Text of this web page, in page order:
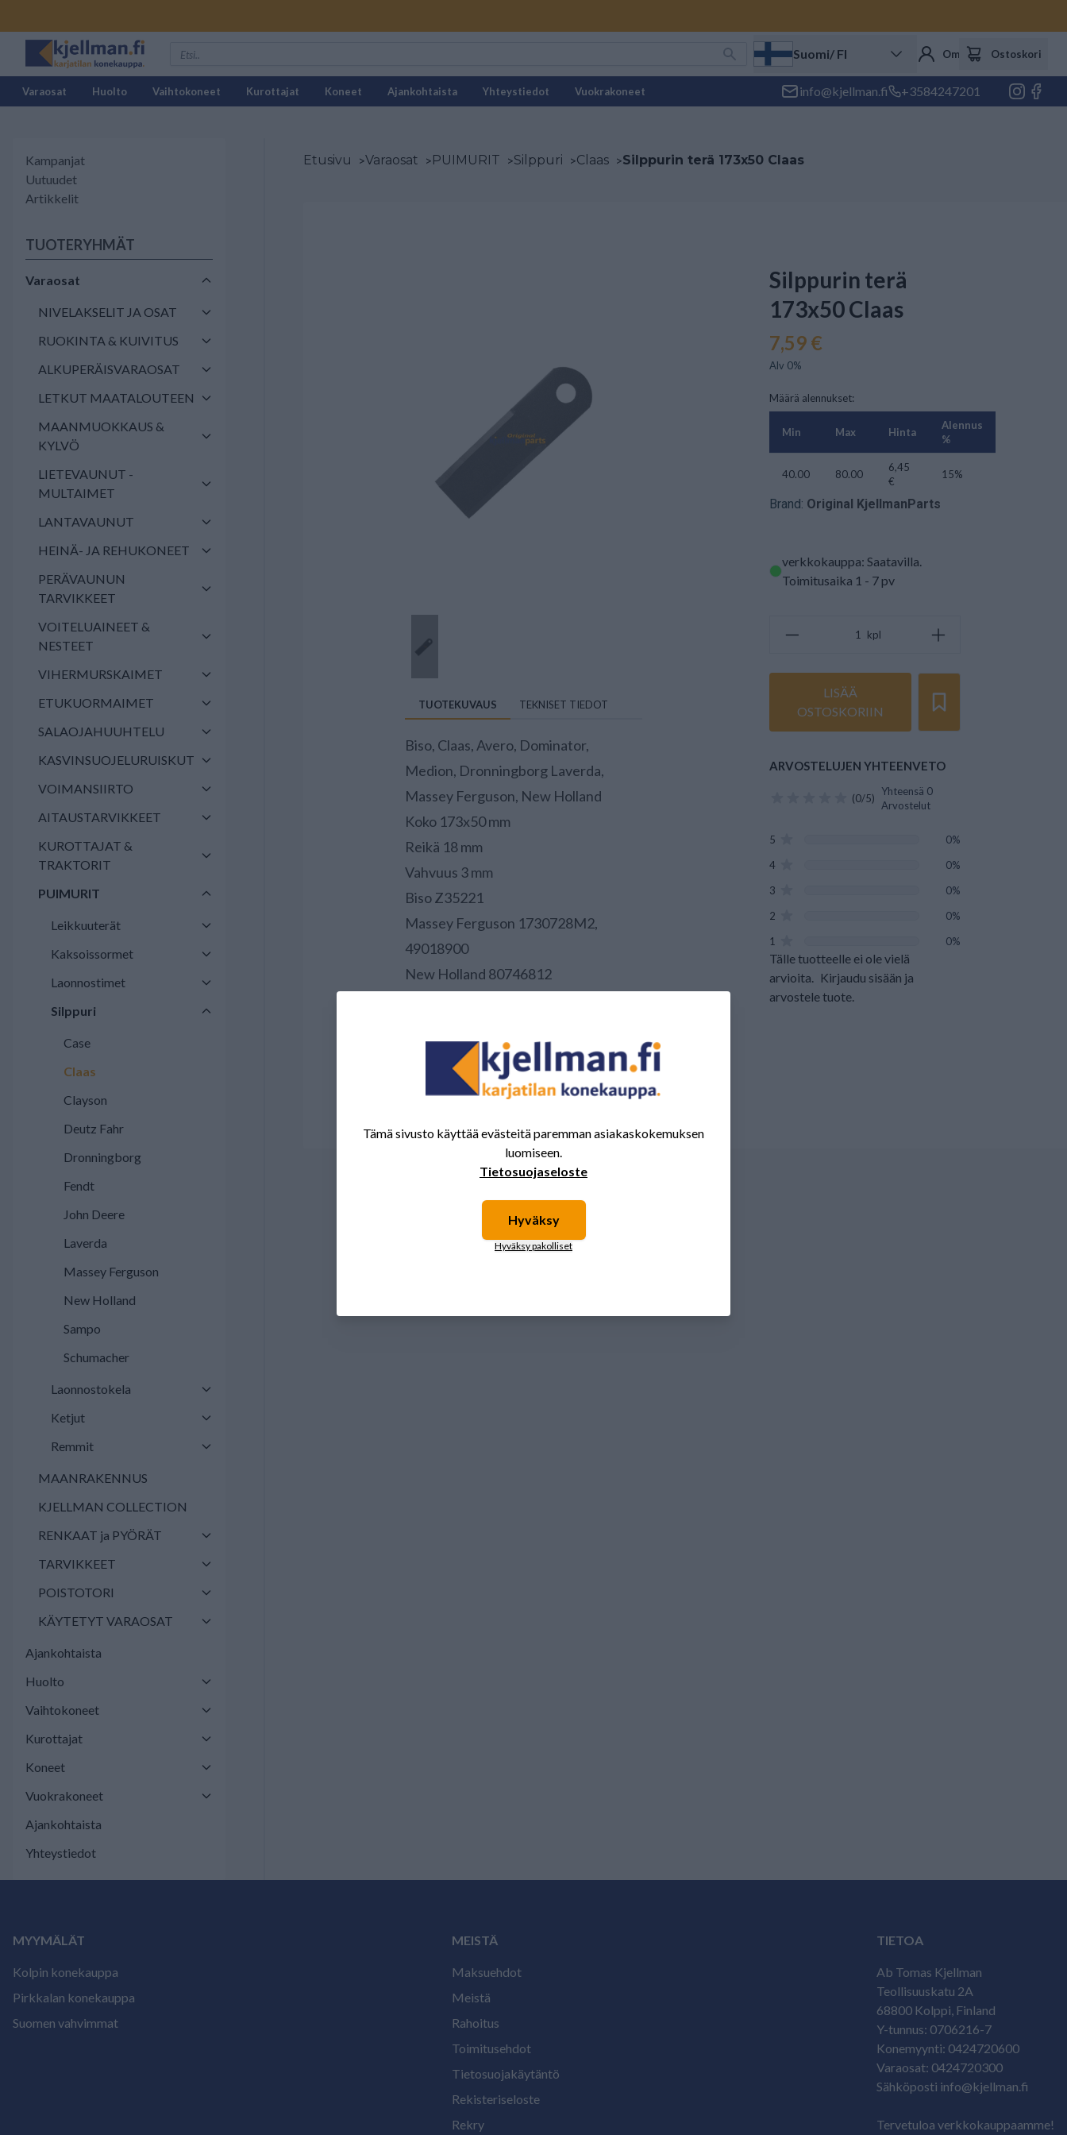
Suomi/ FI Oma tili Ostoskori
Varaosat Huolto Vaihtokoneet Kurottajat Koneet Ajankohtaista Yhteystiedot Vuokrakoneet info@kjellman.fi +3584247201
Kampanjat
Uutuudet
Artikkelit
TUOTERYHMÄT
Varaosat
NIVELAKSELIT JA OSAT
RUOKINTA & KUIVITUS
ALKUPERÄISVARAOSAT
LETKUT MAATALOUTEEN
MAANMUOKKAUS &
KYLVÖ
LIETEVAUNUT -
MULTAIMET
LANTAVAUNUT
HEINÄ- JA REHUKONEET
PERÄVAUNUN
TARVIKKEET
VOITELUAINEET &
NESTEET
VIHERMURSKAIMET
ETUKUORMAIMET
SALAOJAHUUHTELU
KASVINSUOJELURUISKUT
VOIMANSIIRTO
AITAUSTARVIKKEET
KUROTTAJAT &
TRAKTORIT
PUIMURIT
Leikkuuterät
Kaksoissormet
Laonnostimet
Silppuri
Case
Claas
Clayson
Deutz Fahr
Dronningborg
Fendt
John Deere
Laverda
Massey Ferguson
New Holland
Sampo
Schumacher
Laonnostokela
Ketjut
Remmit
MAANRAKENNUS
KJELLMAN COLLECTION
RENKAAT ja PYÖRÄT
TARVIKKEET
POISTOTORI
KÄYTETYT VARAOSAT
Ajankohtaista
Huolto
Vaihtokoneet
Kurottajat
Koneet
Vuokrakoneet
Ajankohtaista
Yhteystiedot
Etusivu >Varaosat >PUIMURIT >Silppuri >Claas >Silppurin terä 173x50 Claas
TUOTEKUVAUS TEKNISET TIEDOT
Biso, Claas, Avero, Dominator,
Medion, Dronningborg Laverda,
Massey Ferguson, New Holland
Koko 173x50 mm
Reikä 18 mm
Vahvuus 3 mm
Biso Z35221
Massey Ferguson 1730728M2,
49018900
New Holland 80746812
Tuotenumero:QQC101877
Silppurin terä
173x50 Claas
7,59 €
Alv 0%
Määrä alennukset:
Min Max Hinta
Alennus
%
40.00 80.00
6,45
€
15%
Brand: Original KjellmanParts
verkkokauppa: Saatavilla.
Toimitusaika 1 - 7 pv
kpl
LISÄÄ
OSTOSKORIIN
ARVOSTELUJEN YHTEENVETO
(0/5)
Yhteensä 0
Arvostelut
5
0%
4
0%
3
0%
2
0%
1
0%
Tälle tuotteelle ei ole vielä
arvioita. Kirjaudu sisään ja
arvostele tuote.
MYYMÄLÄT
Kolpin konekauppa
Pirkkalan konekauppa
Suomen vahvimmat
MEISTÄ
Maksuehdot
Meistä
Rahoitus
Toimitusehdot
Tietosuojakäytäntö
Rekisteriseloste
Rekry
TIETOA
Ab Tomas Kjellman
Teollisuuskatu 2A
68800 Kolppi, Finland
Y-tunnus: 0706216-7
Konemyynti: 0424720600
Varaosat: 0424720300
Sähköposti info@kjellman.fi
Tervetuloa verkkokauppaamme!
Tämä sivusto käyttää evästeitä paremman asiakaskokemuksen
luomiseen.
Tietosuojaseloste
Hyväksy
Hyväksy pakolliset